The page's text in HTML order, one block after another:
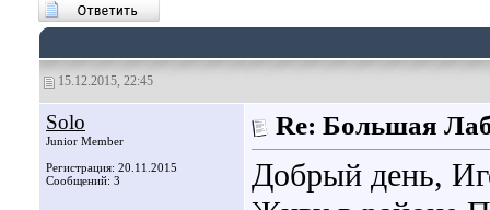
15.12.2015, 22:45
Solo
Junior Member
Регистрация: 20.11.2015
Сообщений: 3
Re: Большая
Добрый день,